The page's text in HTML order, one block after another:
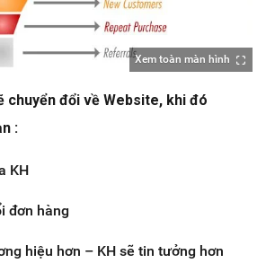
Xem toàn màn hình
chuyển đổi về Website, khi đó
:
KH
đơn hàng
hiệu hơn – KH sẽ tin tưởng hơn